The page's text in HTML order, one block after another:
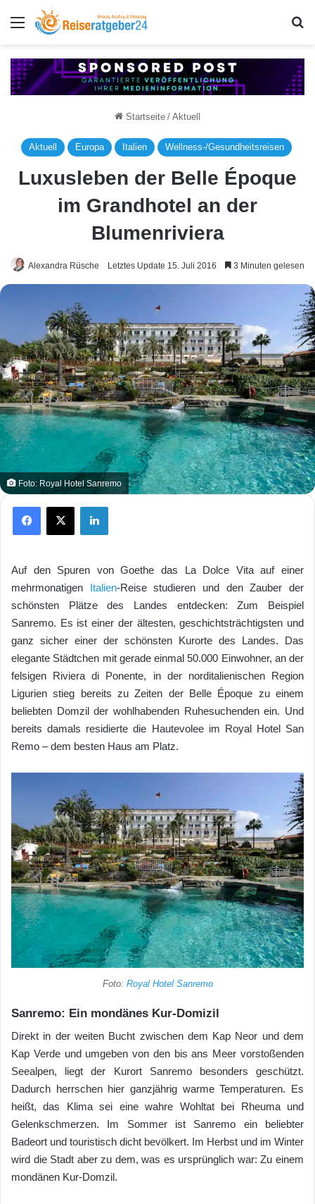
Menü
Startseite / Aktuell
Aktuell Europa Italien Wellness-/Gesundheitsreisen
Luxusleben der Belle Époque
im Grandhotel an der
Blumenriviera
Alexandra Rüsche Letztes Update 15. Juli 2016 3 Minuten gelesen
Foto: Royal Hotel Sanremo
X
Auf den Spuren von Goethe das La Dolce Vita auf einer
mehrmonatigen Italien-Reise studieren und den Zauber der
schönsten Plätze des Landes entdecken: Zum Beispiel
Sanremo. Es ist einer der ältesten, geschichtsträchtigsten und
ganz sicher einer der schönsten Kurorte des Landes. Das
elegante Städtchen mit gerade einmal 50.000 Einwohner, an der
felsigen Riviera di Ponente, in der norditalienischen Region
Ligurien stieg bereits zu Zeiten der Belle Époque zu einem
beliebten Domzil der wohlhabenden Ruhesuchenden ein. Und
bereits damals residierte die Hautevolee im Royal Hotel San
Remo – dem besten Haus am Platz.
Foto: Royal Hotel Sanremo
Sanremo: Ein mondänes Kur-Domizil
Direkt in der weiten Bucht zwischen dem Kap Neor und dem
Kap Verde und umgeben von den bis ans Meer vorstoßenden
Seealpen, liegt der Kurort Sanremo besonders geschützt.
Dadurch herrschen hier ganzjährig warme Temperaturen. Es
heißt, das Klima sei eine wahre Wohltat bei Rheuma und
Gelenkschmerzen. Im Sommer ist Sanremo ein beliebter
Badeort und touristisch dicht bevölkert. Im Herbst und im Winter
wird die Stadt aber zu dem, was es ursprünglich war: Zu einem
mondänen Kur-Domzil.